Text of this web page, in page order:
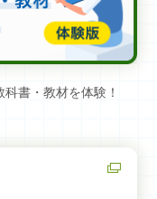
書・教材を体験！